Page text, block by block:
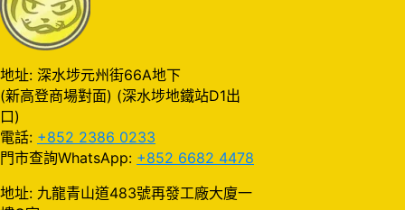
地址: 深水埗元州街66A地下
(新高登商場對面) (深水埗地鐵站D1出
口)
電話: +852 2386 0233
門市查詢WhatsApp: +852 6682 4478
地址: 九龍青山道483號再發工廠大廈一